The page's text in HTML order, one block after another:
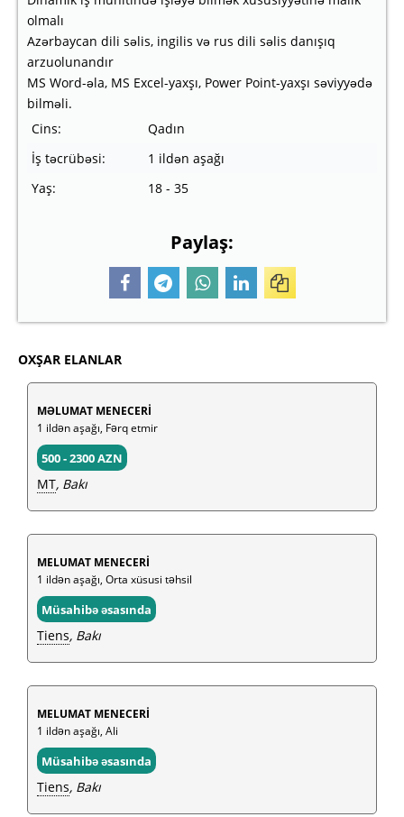
olmalı
Azərbaycan dili səlis, ingilis və rus dili səlis danışıq
arzuolunandır
MS Word-əla, MS Excel-yaxşı, Power Point-yaxşı səviyyədə
bilməli.
Cins:
Qadın
İş təcrübəsi:
1 ildən aşağı
Yaş:
18 - 35
Paylaş:
OXŞAR ELANLAR
MƏLUMAT MENECERİ
1 ildən aşağı, Fərq etmir
500 - 2300 AZN
MT, Bakı
MELUMAT MENECERİ
1 ildən aşağı, Orta xüsusi təhsil
Müsahibə əsasında
Tiens, Bakı
MELUMAT MENECERİ
1 ildən aşağı, Ali
Müsahibə əsasında
Tiens, Bakı